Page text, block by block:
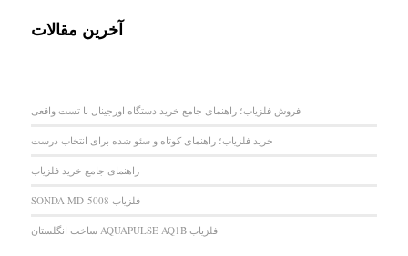
آخرین مقالات
فروش فلزیاب؛ راهنمای جامع خرید دستگاه اورجینال با تست واقعی
خرید فلزیاب؛ راهنمای کوتاه و سئو شده برای انتخاب درست
راهنمای جامع خرید فلزیاب
فلزیاب SONDA MD-5008
فلزیاب AQUAPULSE AQ1B ساخت انگلستان